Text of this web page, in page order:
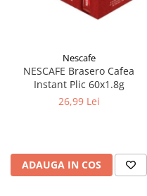
Nescafe
NESCAFE Brasero Cafea
Instant Plic 60x1.8g
26,99 Lei
ADAUGA IN COS